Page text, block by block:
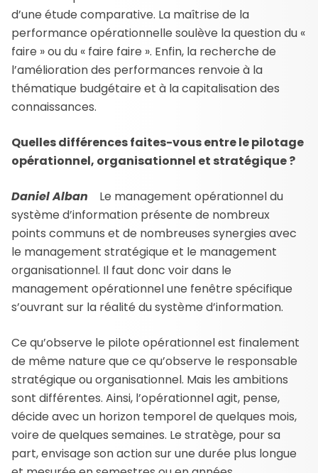
d’une étude comparative. La maîtrise de la
performance opérationnelle soulève la question du «
faire » ou du « faire faire ». Enfin, la recherche de
l’amélioration des performances renvoie à la
thématique budgétaire et à la capitalisation des
connaissances.
Quelles différences faites-vous entre le pilotage
opérationnel, organisationnel et stratégique ?
Daniel Alban Le management opérationnel du
système d’information présente de nombreux
points communs et de nombreuses synergies avec
le management stratégique et le management
organisationnel. Il faut donc voir dans le
management opérationnel une fenêtre spécifique
s’ouvrant sur la réalité du système d’information.
Ce qu’observe le pilote opérationnel est finalement
de même nature que ce qu’observe le responsable
stratégique ou organisationnel. Mais les ambitions
sont différentes. Ainsi, l’opérationnel agit, pense,
décide avec un horizon temporel de quelques mois,
voire de quelques semaines. Le stratège, pour sa
part, envisage son action sur une durée plus longue